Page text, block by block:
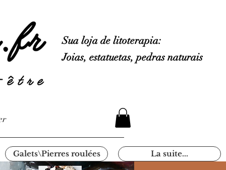
Sua loja de litoterapia:
Joias, estatuetas, pedras naturais
Galets\Pierres roulées La suite...